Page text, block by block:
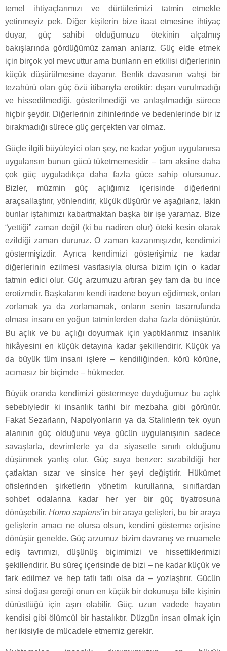
temel ihtiyaçlarımızı ve dürtülerimizi tatmin etmekle
yetinmeyiz pek. Diğer kişilerin bize itaat etmesine ihtiyaç
duyar, güç sahibi olduğumuzu ötekinin alçalmış
bakışlarında gördüğümüz zaman anlarız. Güç elde etmek
için birçok yol mevcuttur ama bunların en etkilisi diğerlerinin
küçük düşürülmesine dayanır. Benlik davasının vahşi bir
tezahürü olan güç özü itibarıyla erotiktir: dışarı vurulmadığı
ve hissedilmediği, gösterilmediği ve anlaşılmadığı sürece
hiçbir şeydir. Diğerlerinin zihinlerinde ve bedenlerinde bir iz
bırakmadığı sürece güç gerçekten var olmaz.
Güçle ilgili büyüleyici olan şey, ne kadar yoğun uygulanırsa
uygulansın bunun gücü tüketmemesidir – tam aksine daha
çok güç uyguladıkça daha fazla güce sahip olursunuz.
Bizler, müzmin güç açlığımız içerisinde diğerlerini
araçsallaştırır, yönlendirir, küçük düşürür ve aşağılarız, lakin
bunlar iştahımızı kabartmaktan başka bir işe yaramaz. Bize
“yettiği” zaman değil (ki bu nadiren olur) öteki kesin olarak
ezildiği zaman dururuz. O zaman kazanmışızdır, kendimizi
göstermişizdir. Ayrıca kendimizi gösterişimiz ne kadar
diğerlerinin ezilmesi vasıtasıyla olursa bizim için o kadar
tatmin edici olur. Güç arzumuzu artıran şey tam da bu ince
erotizmdir. Başkalarını kendi iradene boyun eğdirmek, onları
zorlamak ya da zorlamamak, onların senin tasarrufunda
olması insanı en yoğun tatminlerden daha fazla dönüştürür.
Bu açlık ve bu açlığı doyurmak için yaptıklarımız insanlık
hikâyesini en küçük detayına kadar şekillendirir. Küçük ya
da büyük tüm insani işlere – kendiliğinden, körü körüne,
acımasız bir biçimde – hükmeder.
Büyük oranda kendimizi göstermeye duyduğumuz bu açlık
sebebiyledir ki insanlık tarihi bir mezbaha gibi görünür.
Fakat Sezarların, Napolyonların ya da Stalinlerin tek oyun
alanının güç olduğunu veya gücün uygulanışının sadece
savaşlarla, devrimlerle ya da siyasetle sınırlı olduğunu
düşünmek yanlış olur. Güç suya benzer: sızabildiği her
çatlaktan sızar ve sinsice her şeyi değiştirir. Hükümet
ofislerinden şirketlerin yönetim kurullarına, sınıflardan
sohbet odalarına kadar her yer bir güç tiyatrosuna
dönüşebilir.Homo sapiens’in bir araya gelişleri, bu bir araya
gelişlerin amacı ne olursa olsun, kendini gösterme orjisine
dönüşür genelde. Güç arzumuz bizim davranış ve muamele
ediş tavrımızı, düşünüş biçimimizi ve hissettiklerimizi
şekillendirir. Bu süreç içerisinde de bizi – ne kadar küçük ve
fark edilmez ve hep tatlı tatlı olsa da – yozlaştırır. Gücün
sinsi doğası gereği onun en küçük bir dokunuşu bile kişinin
dürüstlüğü için aşırı olabilir. Güç, uzun vadede hayatın
kendisi gibi ölümcül bir hastalıktır. Düzgün insan olmak için
her ikisiyle de mücadele etmemiz gerekir.